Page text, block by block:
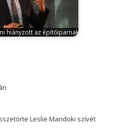
hiányzott az építőiparnak
Leslie Mandoki szívét